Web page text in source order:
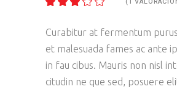
5
EN
PUNTUACIÓN
DE
CLIENTE
Curabitur at fermentum
et malesuada fames ac ante
in fau cibus. Mauris non nisl
citudin ne que sed, posuere